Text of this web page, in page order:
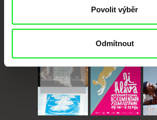
Povolit výběr
Odmítnout
CPH:DOX Doclisboa
Millennium Docs